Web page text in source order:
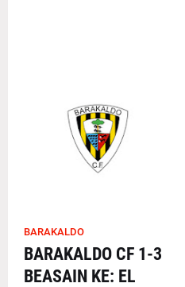
BARAKALDO
BARAKALDO CF 1-3
BEASAIN KE: EL